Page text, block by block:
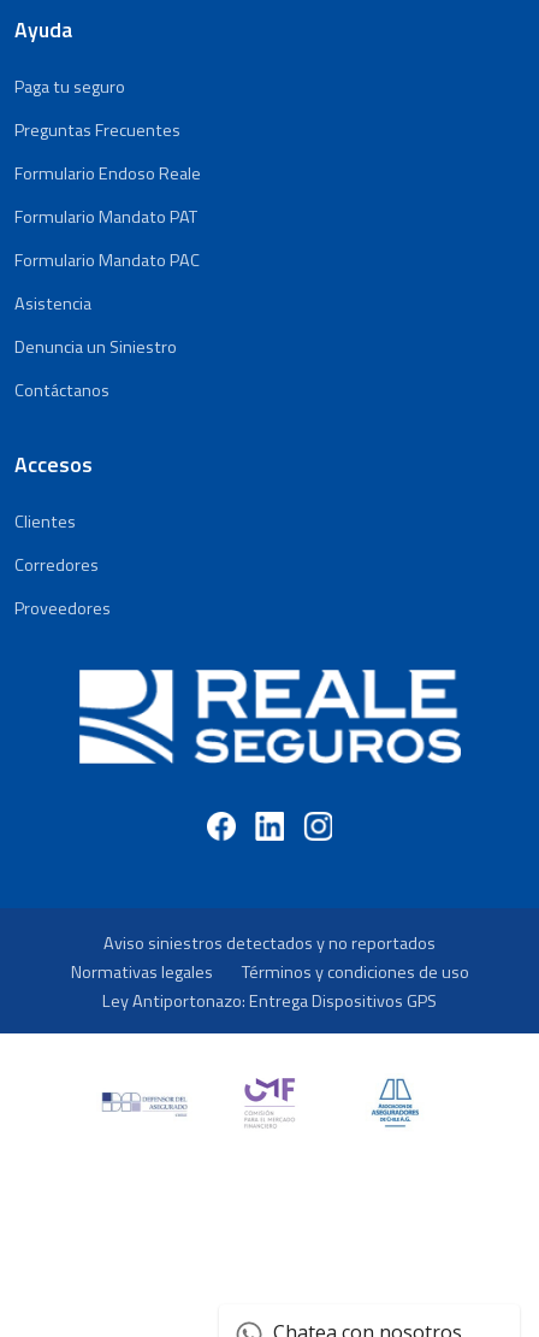
Ayuda
Paga tu seguro
Preguntas Frecuentes
Formulario Endoso Reale
Formulario Mandato PAT
Formulario Mandato PAC
Asistencia
Denuncia un Siniestro
Contáctanos
Accesos
Clientes
Corredores
Proveedores
Aviso siniestros detectados y no reportados
Normativas legales
Términos y condiciones de uso
Ley Antiportonazo: Entrega Dispositivos GPS